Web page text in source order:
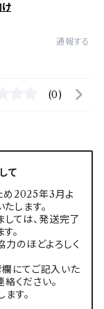
通報する
(0)
て
め2025年3月よ
します。
ては、発送完了
。
力のほどよろしく
にてご記入いた
ください。
す。